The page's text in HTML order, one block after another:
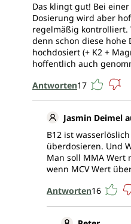
Das klingt gut! Bei
Dosierung wird aber
regelmäßig kontrolliert.
denn schon diese hohe
hochdosiert (+ K2 +
hoffentlich auch
Antworten17
Jasmin Deimel
B12 ist
überdosieren. Und
Man soll MMA Wert
wenn MCV Wert
Antworten16